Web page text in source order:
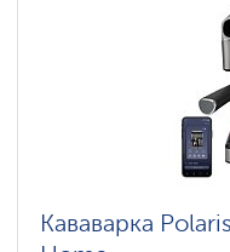
Кававарка